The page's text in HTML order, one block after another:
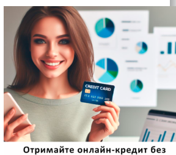
Фінанси IN UA
вулиця Хрещатик, 14